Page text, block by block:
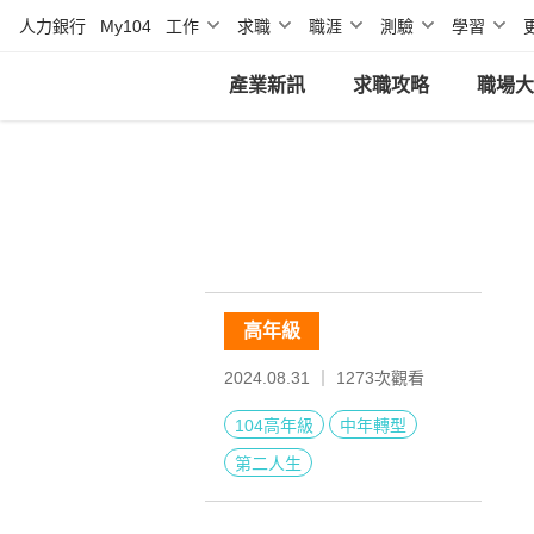
人力銀行 My104 工作 求職 職涯 測驗 學習
產業新訊 求職攻略 職場
高年級
2024.08.31 ｜ 1273次觀看
104高年級
中年轉型
第二人生